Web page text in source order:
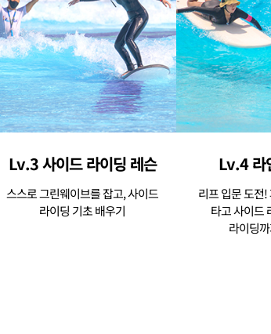
Lv.3 사이드 라이딩 레슨
스스로 그린웨이브를 잡고, 사이드
라이딩 기초 배우기
Lv.4 라
리프 입문 도전
타고 사이드
라이딩